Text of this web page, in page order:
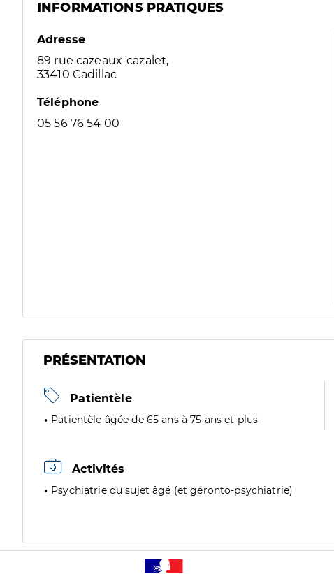
INFORMATIONS PRATIQUES
Adresse
89 rue cazeaux-cazalet,
33410 Cadillac
Téléphone
05 56 76 54 00
PRÉSENTATION
Patientèle
Patientèle âgée de 65 ans à 75 ans et plus
Activités
Psychiatrie du sujet âgé (et géronto-psychiatrie)